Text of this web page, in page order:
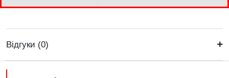
Відгуки (0)